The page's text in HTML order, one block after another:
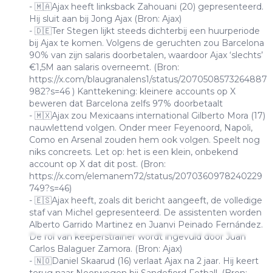
- 🇲🇦Ajax heeft linksback Zahouani (20) gepresenteerd.
Hij sluit aan bij Jong Ajax (Bron: Ajax)
- 🇩🇪Ter Stegen lijkt steeds dichterbij een huurperiode
bij Ajax te komen. Volgens de geruchten zou Barcelona
90% van zijn salaris doorbetalen, waardoor Ajax ‘slechts’
€1,5M aan salaris overneemt. (Bron:
https://x.com/blaugranalens1/status/2070508573264887
982?s=46 ) Kanttekening: kleinere accounts op X
beweren dat Barcelona zelfs 97% doorbetaalt
- 🇲🇽Ajax zou Mexicaans international Gilberto Mora (17)
nauwlettend volgen. Onder meer Feyenoord, Napoli,
Como en Arsenal zouden hem ook volgen. Speelt nog
niks concreets. Let op: het is een klein, onbekend
account op X dat dit post. (Bron:
https://x.com/elemanem72/status/2070360978240229
749?s=46)
- 🇪🇸Ajax heeft, zoals dit bericht aangeeft, de volledige
staf van Michel gepresenteerd. De assistenten worden
Alberto Garrido Martinez en Juanvi Peinado Fernández.
De rol van keeperstrainer wordt ingevuld door Juan
Carlos Balaguer Zamora. (Bron: Ajax)
- 🇳🇴Daniel Skaarud (16) verlaat Ajax na 2 jaar. Hij keert